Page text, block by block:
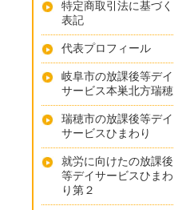
特定商取引法に基づく
表記
代表プロフィール
岐阜市の放課後等デイ
サービス本巣北方瑞穂
瑞穂市の放課後等デイ
サービスひまわり
就労に向けたの放課後
等デイサービスひまわ
り第２